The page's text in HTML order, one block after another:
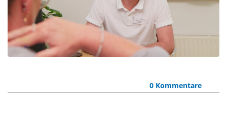
0 Kommentare